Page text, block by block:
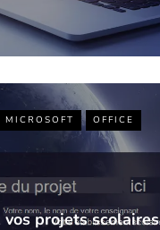
MICROSOFT OFFICE
vos projets scolaires